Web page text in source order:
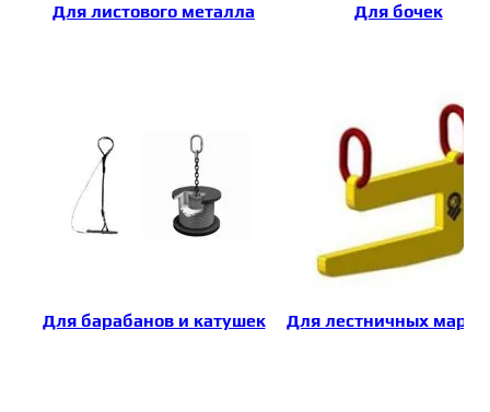
Для листового металла Для бочек
Для барабанов и катушек Для лестничных